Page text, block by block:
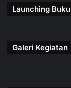
Launching Buku
Galeri Kegiatan